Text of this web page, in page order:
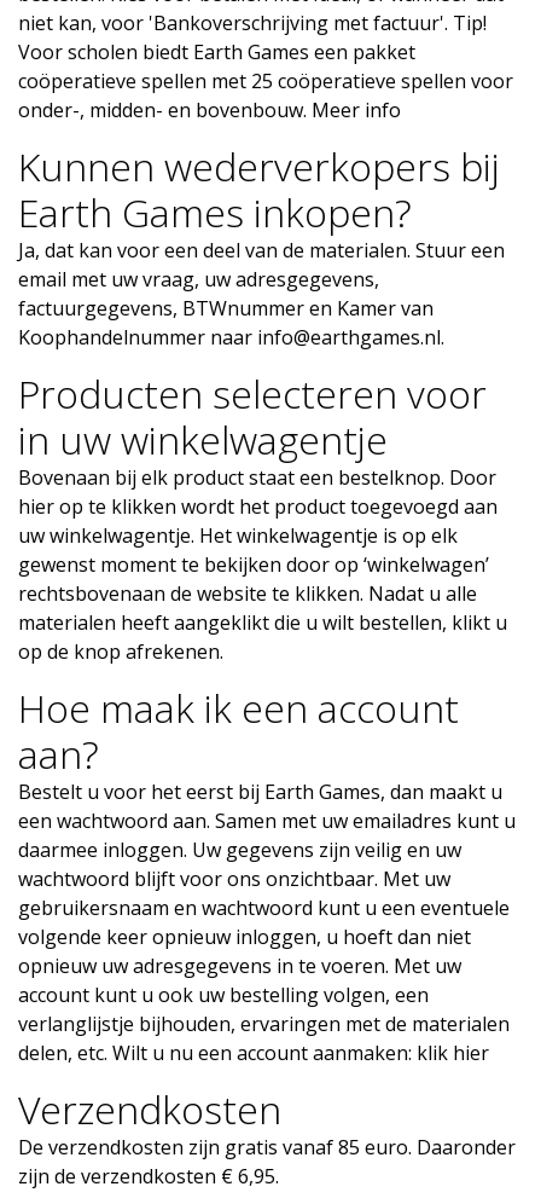
niet kan, voor 'Bankoverschrijving met factuur'. Tip!
Voor scholen biedt Earth Games een pakket
coöperatieve spellen met 25 coöperatieve spellen voor
onder-, midden- en bovenbouw. Meer info
Kunnen wederverkopers bij
Earth Games inkopen?
Ja, dat kan voor een deel van de materialen. Stuur een
email met uw vraag, uw adresgegevens,
factuurgegevens, BTWnummer en Kamer van
Koophandelnummer naar info@earthgames.nl.
Producten selecteren voor
in uw winkelwagentje
Bovenaan bij elk product staat een bestelknop. Door
hier op te klikken wordt het product toegevoegd aan
uw winkelwagentje. Het winkelwagentje is op elk
gewenst moment te bekijken door op ‘winkelwagen’
rechtsbovenaan de website te klikken. Nadat u alle
materialen heeft aangeklikt die u wilt bestellen, klikt u
op de knop afrekenen.
Hoe maak ik een account
aan?
Bestelt u voor het eerst bij Earth Games, dan maakt u
een wachtwoord aan. Samen met uw emailadres kunt u
daarmee inloggen. Uw gegevens zijn veilig en uw
wachtwoord blijft voor ons onzichtbaar. Met uw
gebruikersnaam en wachtwoord kunt u een eventuele
volgende keer opnieuw inloggen, u hoeft dan niet
opnieuw uw adresgegevens in te voeren. Met uw
account kunt u ook uw bestelling volgen, een
verlanglijstje bijhouden, ervaringen met de materialen
delen, etc. Wilt u nu een account aanmaken: klik hier
Verzendkosten
De verzendkosten zijn gratis vanaf 85 euro. Daaronder
zijn de verzendkosten € 6,95.